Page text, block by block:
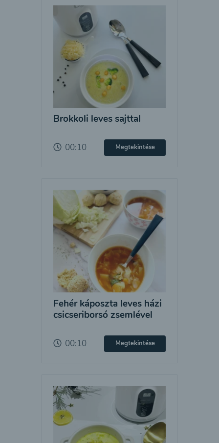
Brokkoli leves sajttal
00:10 Megtekintése
Fehér káposzta leves házi
csicseriborsó zsemlével
00:10 Megtekintése